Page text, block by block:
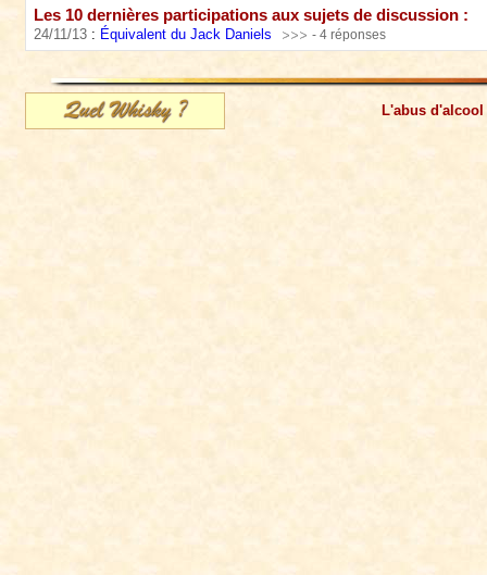
Les 10 dernières participations aux sujets de discussion :
24/11/13 : Équivalent du Jack Daniels - 4 réponses
L'abus